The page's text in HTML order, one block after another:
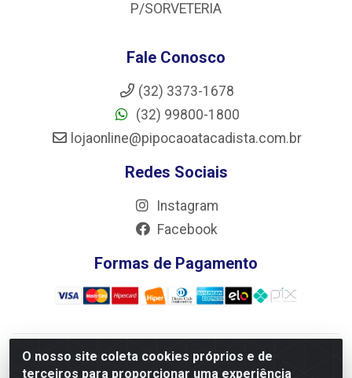
O nosso site coleta cookies próprios e de
terceiros para proporcionar uma experiência
P/SORVETERIA
Fale Conosco
(32) 3373-1678
(32) 99800-1800
lojaonline@pipocaoatacadista.com.br
Redes Sociais
Instagram
Facebook
Formas de Pagamento
JRS Distribuição e Logística LTDA - Rua Antônio do
Sacramento Torga 70, Vila Nossa Senhora de Fatima - São